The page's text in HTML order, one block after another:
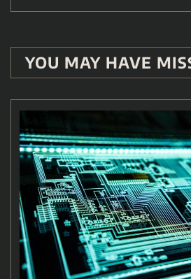
YOU MAY HAVE